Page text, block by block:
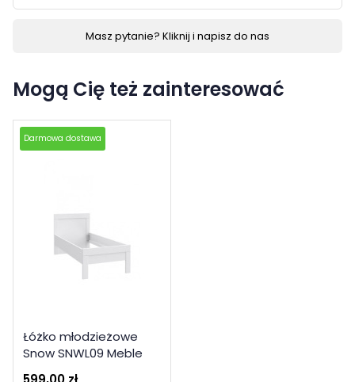
Masz pytanie? Kliknij i napisz do nas
Mogą Cię też zainteresować
Darmowa dostawa
Łóżko młodzieżowe
Snow SNWL09 Meble